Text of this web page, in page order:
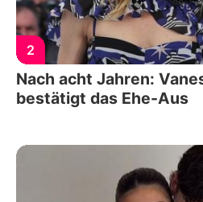
2
Nach acht Jahren:
bestätigt das Ehe-Aus